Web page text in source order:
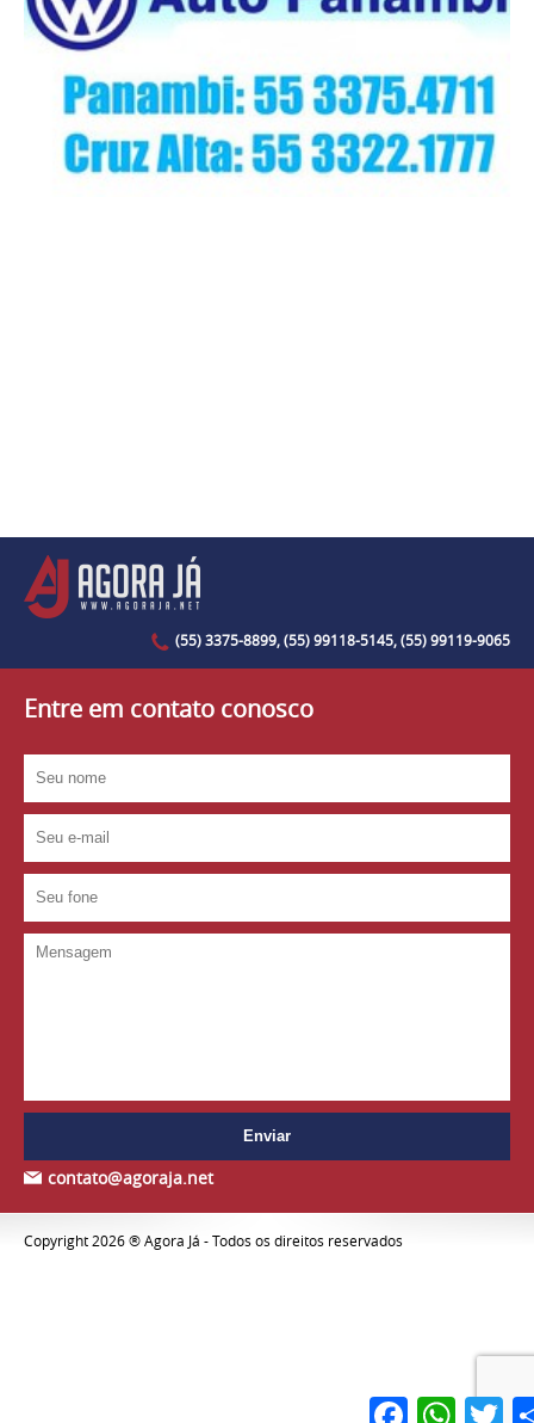
(55) 3375-8899, (55) 99118-5145, (55) 99119-9065
Entre em contato conosco
contato@agoraja.net
Copyright 2026 ® Agora Já - Todos os direitos reservados
Facebook